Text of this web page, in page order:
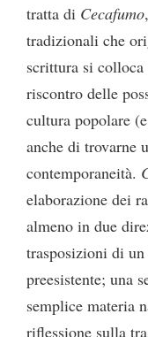
tratta di Cecafumo
tradizionali che
scrittura si
riscontro delle
cultura popolare
anche di trovarne
contemporaneità.
elaborazione dei
almeno in due
trasposizioni di
preesistente; una
semplice materia
riflessione sulla